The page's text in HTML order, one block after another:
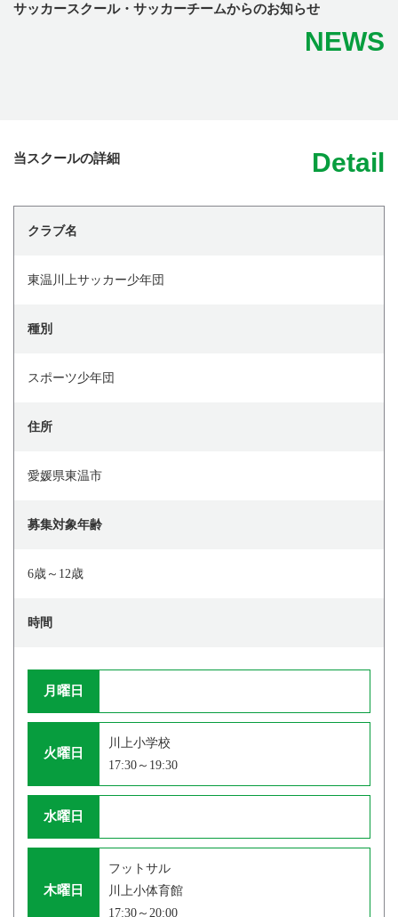
サッカースクール・サッカーチームからのお知らせ
NEWS
当スクールの詳細 Detail
クラブ名
東温川上サッカー少年団
種別
スポーツ少年団
住所
愛媛県東温市
募集対象年齢
6歳～12歳
時間
月曜日
火曜日
川上小学校
17:30～19:30
水曜日
木曜日
フットサル
川上小体育館
17:30～20:00